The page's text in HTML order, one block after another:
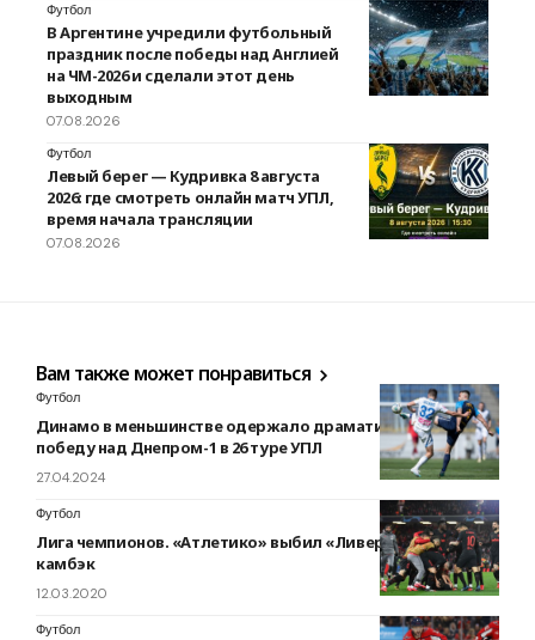
Футбол
В Аргентине учредили футбольный
праздник после победы над Англией
на ЧМ-2026 и сделали этот день
выходным
07.08.2026
Футбол
Левый берег — Кудривка 8 августа
2026: где смотреть онлайн матч УПЛ,
время начала трансляции
07.08.2026
Вам также может понравиться
Футбол
Динамо в меньшинстве одержало драматическую
победу над Днепром-1 в 26 туре УПЛ
27.04.2024
Футбол
Лига чемпионов. «Атлетико» выбил «Ливерпуль», ПСЖ
камбэк
12.03.2020
Футбол